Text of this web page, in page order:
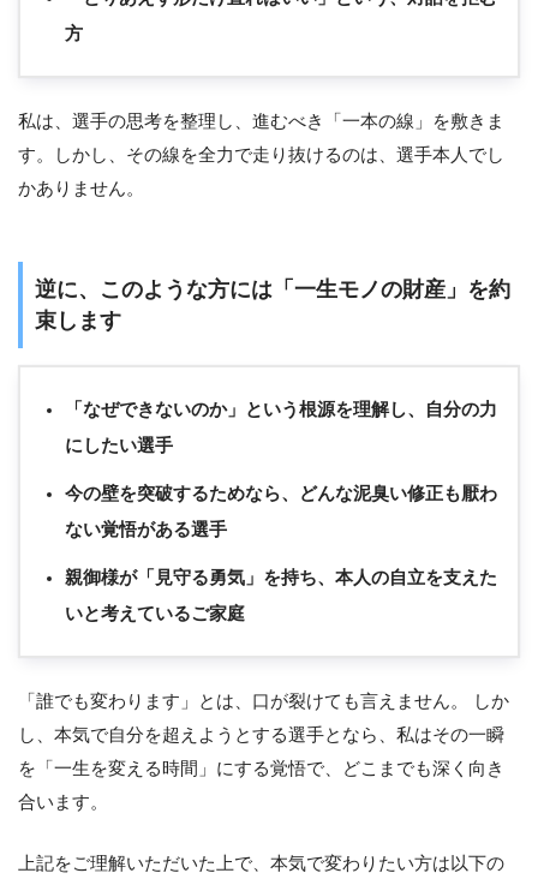
方
私は、選手の思考を整理し、進むべき「一本の線」を敷きま
す。しかし、その線を全力で走り抜けるのは、選手本人でし
かありません。
逆に、このような方には「一生モノの財産」を約
束します
「なぜできないのか」という根源を理解し、自分の力
にしたい選手
今の壁を突破するためなら、どんな泥臭い修正も厭わ
ない覚悟がある選手
親御様が「見守る勇気」を持ち、本人の自立を支えた
いと考えているご家庭
「誰でも変わります」とは、口が裂けても言えません。 しか
し、本気で自分を超えようとする選手となら、私はその一瞬
を「一生を変える時間」にする覚悟で、どこまでも深く向き
合います。
上記をご理解いただいた上で、本気で変わりたい方は以下の